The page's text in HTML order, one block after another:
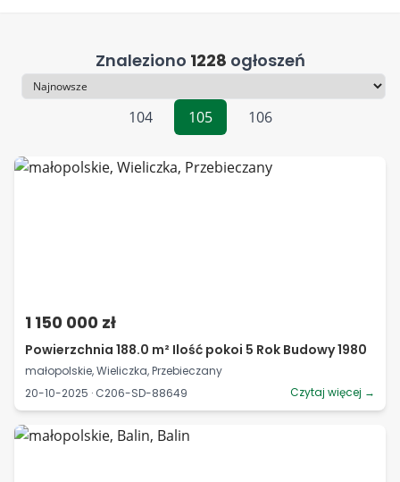
Znaleziono 1228 ogłoszeń
Sortowanie
104
105 106
1 150 000 zł
Powierzchnia 188.0 m² Ilość pokoi 5 Rok Budowy 1980
małopolskie, Wieliczka, Przebieczany
20-10-2025 · C206-SD-88649
Czytaj więcej →